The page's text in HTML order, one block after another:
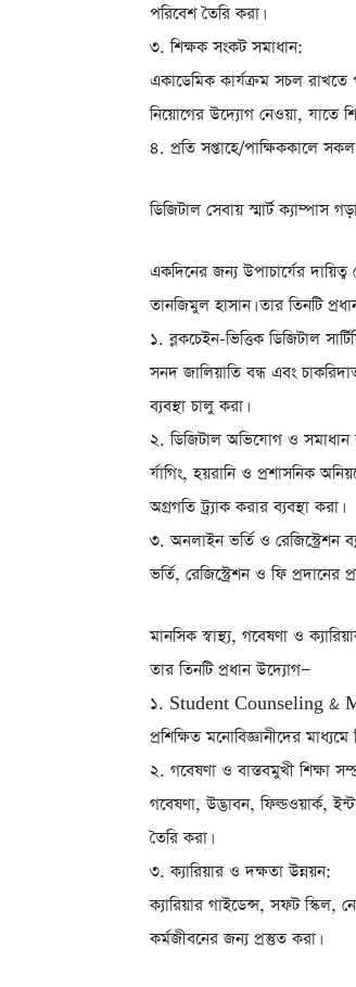
পরিবেশ তৈরি করা।
৩. শিক্ষক সংকট সমাধান:
একাডেমিক কার্যক্রম সচল রাখতে
নিয়োগের উদ্যোগ নেওয়া, যাতে
৪. প্রতি সপ্তাহে/পাক্ষিককালে সকল
ডিজিটাল সেবায় স্মার্ট ক্যাম্পাস
একদিনের জন্য উপাচার্যের
তানজিমুল হাসান। তার তিনটি
১. ব্লকচেইন-ভিত্তিক ডিজিটাল
সনদ জালিয়াতি বন্ধ এবং
ব্যবস্থা চালু করা।
২. ডিজিটাল অভিযোগ ও সমাধান
র্যাগিং, হয়রানি ও প্রশাসনিক
অগ্রগতি ট্র্যাক করার ব্যবস্থা করা।
৩. অনলাইন ভর্তি ও রেজিস্ট্রেশন
ভর্তি, রেজিস্ট্রেশন ও ফি প্রদানের
মানসিক স্বাস্থ্য, গবেষণা ও
তার তিনটি প্রধান উদ্যোগ—
১. Student Counseling &
প্রশিক্ষিত মনোবিজ্ঞানীদের
২. গবেষণা ও বাস্তবমুখী শিক্ষা
গবেষণা, উদ্ভাবন, ফিল্ডওয়ার্ক,
তৈরি করা।
৩. ক্যারিয়ার ও দক্ষতা উন্নয়ন:
ক্যারিয়ার গাইডেন্স, সফট স্কিল,
কর্মজীবনের জন্য প্রস্তুত করা।